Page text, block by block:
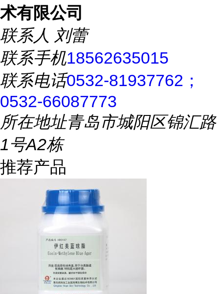
术有限公司
联系人 刘蕾
联系手机18562635015
联系电话0532-81937762；
0532-66087773
所在地址青岛市城阳区锦汇路
1号A2栋
推荐产品